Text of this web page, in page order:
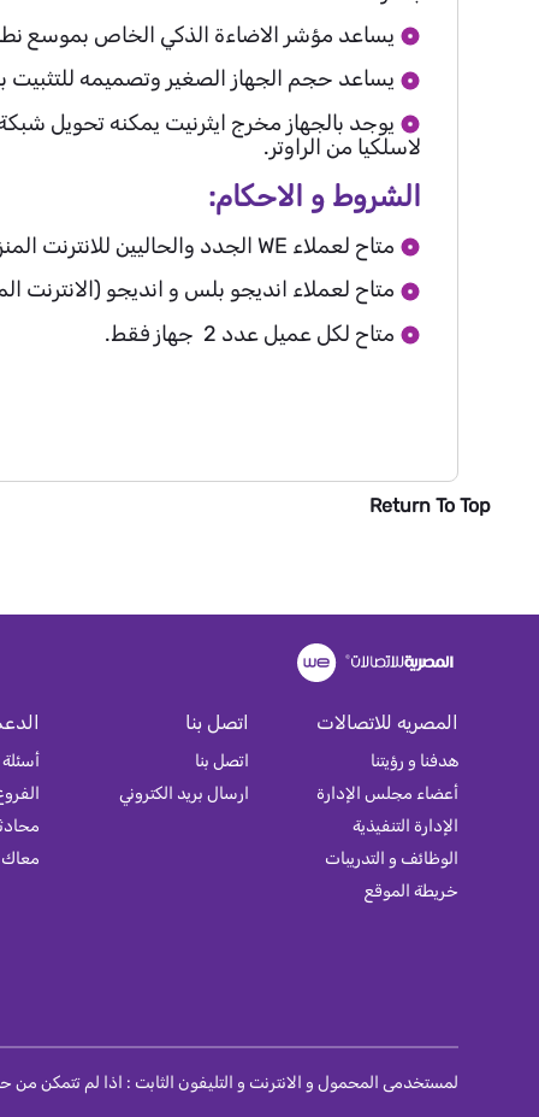
يساعد مؤشر الاضاءة الذكي الخاص بموسع
يساعد حجم الجهاز الصغير وتصميمه للتثبيت
يوجد بالجهاز مخرج ايثرنيت يمكنه تحويل
لاسلكيا من الراوتر.
الشروط و الاحكام:
متاح لعملاء WE الجدد والحاليين للانترنت المنزلي.
متاح لعملاء انديجو بلس و انديجو (الانترنت
متاح لكل عميل عدد 2 جهاز فقط.
Return To Top
المصريه للاتصالات
هدفنا و رؤيتنا
أعضاء مجلس الإدارة
الإدارة التنفيذية
الوظائف و التدريبات
خريطة الموقع
اتصل بنا
اتصل بنا
ارسال بريد الكتروني
معاك